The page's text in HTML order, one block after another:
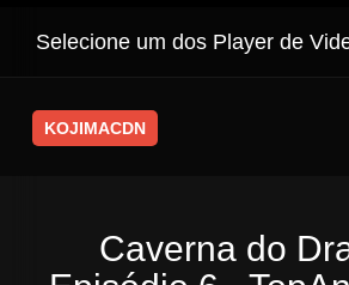
Selecione um dos Player de
KOJIMACDN
Caverna do